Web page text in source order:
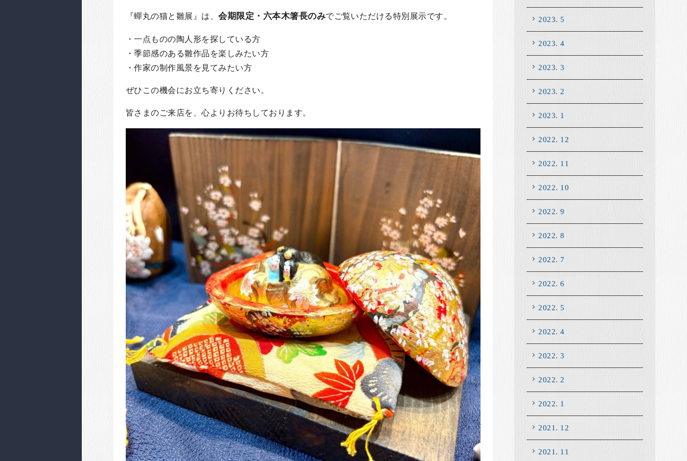
『蟬丸の猫と雛展』は、会期限定・六本木箸長のみでご覧いただける特別展示です。
・一点ものの陶人形を探している方
・季節感のある雛作品を楽しみたい方
・作家の制作風景を見てみたい方
ぜひこの機会にお立ち寄りください。
皆さまのご来店を、心よりお待ちしております。
2023. 5
2023. 4
2023. 3
2023. 2
2023. 1
2022. 12
2022. 11
2022. 10
2022. 9
2022. 8
2022. 7
2022. 6
2022. 5
2022. 4
2022. 3
2022. 2
2022. 1
2021. 12
2021. 11